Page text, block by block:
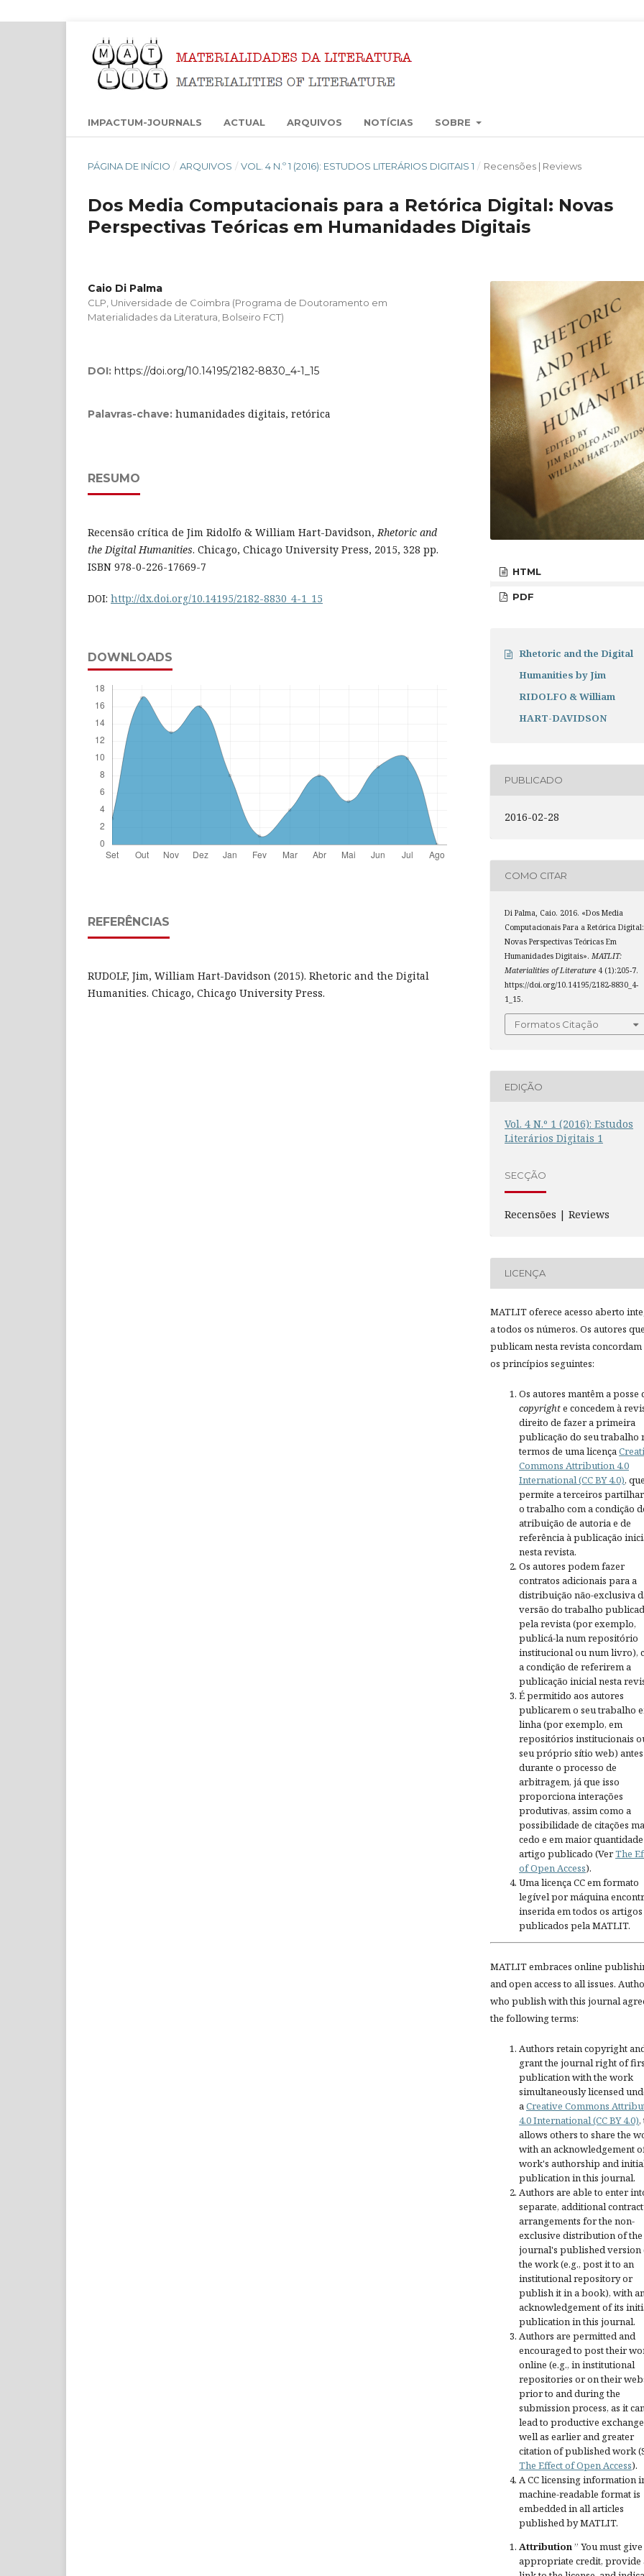
IMPACTUM-JOURNALS ACTUAL ARQUIVOS NOTÍCIAS SOBRE
PÁGINA DE INÍCIO / ARQUIVOS / VOL. 4 N.º 1 (2016): ESTUDOS LITERÁRIOS DIGITAIS 1 / Recensões | Reviews
Dos Media Computacionais para a Retórica Digital: Novas
Perspectivas Teóricas em Humanidades Digitais
Caio Di Palma
CLP, Universidade de Coimbra (Programa de Doutoramento em
Materialidades da Literatura, Bolseiro FCT)
DOI: https://doi.org/10.14195/2182-8830_4-1_15
Palavras-chave: humanidades digitais, retórica
RESUMO
Recensão crítica de Jim Ridolfo & William Hart-Davidson,Rhetoric and
the Digital Humanities. Chicago, Chicago University Press, 2015, 328 pp.
ISBN 978-0-226-17669-7
DOI: http://dx.doi.org/10.14195/2182-8830_4-1_15
DOWNLOADS
REFERÊNCIAS
RUDOLF, Jim, William Hart-Davidson (2015). Rhetoric and the Digital
Humanities. Chicago, Chicago University Press.
HTML
PDF
Rhetoric and the Digital
Humanities by Jim
RIDOLFO & William
HART-DAVIDSON
PUBLICADO
2016-02-28
COMO CITAR
Di Palma, Caio. 2016. «Dos Media
Computacionais Para a Retórica Digital:
Novas Perspectivas Teóricas Em
Humanidades Digitais».MATLIT:
Materialities of Literature 4 (1):205-7.
https://doi.org/10.14195/2182-8830_4-
1_15.
Formatos Citação
EDIÇÃO
Vol. 4 N.º 1 (2016): Estudos
Literários Digitais 1
SECÇÃO
Recensões | Reviews
LICENÇA
MATLIT oferece acesso aberto
a todos os números. Os autores que
publicam nesta revista concordam
os princípios seguintes:
Os autores mantêm a posse
copyrighte concedem à
direito de fazer a primeira
publicação do seu trabalho
termos de uma licença
Commons Attribution 4.0
International (CC BY 4.0), que
permite a terceiros
o trabalho com a condição
atribuição de autoria e de
referência à publicação
nesta revista.
Os autores podem fazer
contratos adicionais para a
distribuição não-exclusiva
versão do trabalho
pela revista (por exemplo,
publicá-la num repositório
institucional ou num livro),
a condição de referirem a
publicação inicial nesta
É permitido aos autores
publicarem o seu trabalho
linha (por exemplo, em
repositórios institucionais
seu próprio sítio web) antes
durante o processo de
arbitragem, já que isso
proporciona interações
produtivas, assim como a
possibilidade de citações
cedo e em maior
artigo publicado (VerThe
of Open Access).
Uma licença CC em formato
legível por máquina
inserida em todos os artigos
publicados pela MATLIT.
MATLIT embraces online
and open access to all issues.
who publish with this journal
the following terms:
Authors retain copyright
grant the journal right of
publication with the work
simultaneously licensed
aCreative Commons
4.0 International (CC BY 4.0),
allows others to share the
with an acknowledgement
work's authorship and
publication in this journal.
Authors are able to enter
separate, additional
arrangements for the non-
exclusive distribution of the
journal's published version
the work (e.g., post it to an
institutional repository or
publish it in a book), with
acknowledgement of its
publication in this journal.
Authors are permitted and
encouraged to post their
online (e.g., in institutional
repositories or on their
prior to and during the
submission process, as it
lead to productive
well as earlier and greater
citation of published work
The Effect of Open Access).
A CC licensing information
machine-readable format is
embedded in all articles
published by MATLIT.
Attribution” You must give
appropriate credit, provide